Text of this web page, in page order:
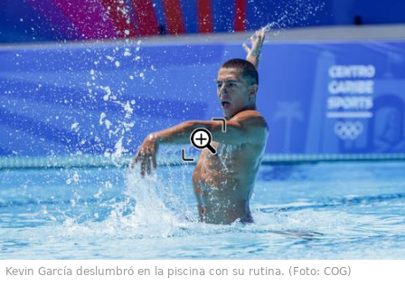
Kevin García deslumbró en la piscina con su rutina. (Foto: COG)